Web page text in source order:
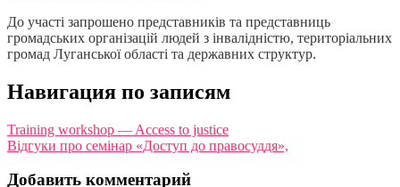
До участі запрошено представників та представниць
громадських організацій людей з інвалідністю, територіальних
громад Луганської області та державних структур.
Навигация по записям
Training workshop — Access to justice
Відгуки про семінар «Доступ до правосуддя»,
Добавить комментарий